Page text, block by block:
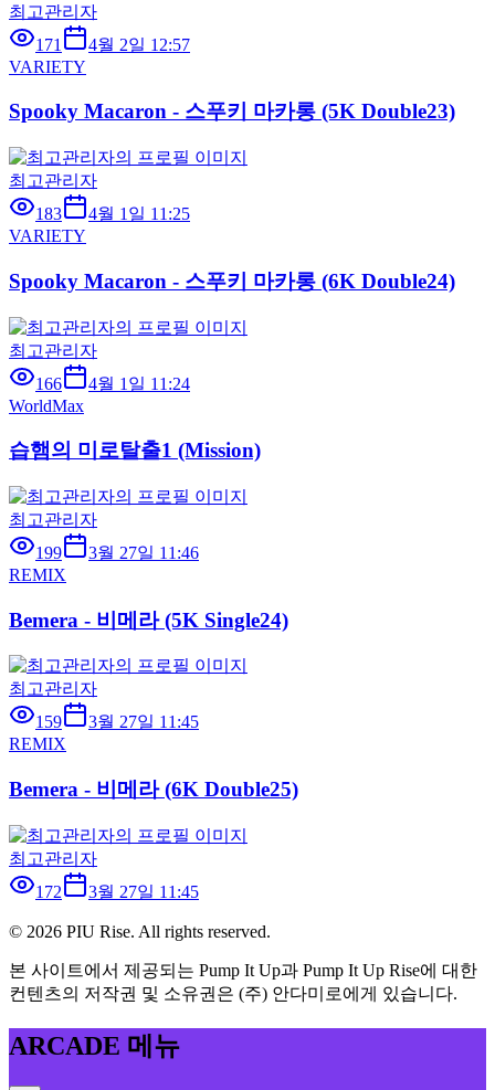
최고관리자
171
4월 2일 12:57
VARIETY
Spooky Macaron - 스푸키 마카롱 (5K Double23)
최고관리자
183
4월 1일 11:25
VARIETY
Spooky Macaron - 스푸키 마카롱 (6K Double24)
최고관리자
166
4월 1일 11:24
WorldMax
습햄의 미로탈출1 (Mission)
최고관리자
199
3월 27일 11:46
REMIX
Bemera - 비메라 (5K Single24)
최고관리자
159
3월 27일 11:45
REMIX
Bemera - 비메라 (6K Double25)
최고관리자
172
3월 27일 11:45
© 2026 PIU Rise. All rights reserved.
본 사이트에서 제공되는 Pump It Up과 Pump It Up Rise에 대한
컨텐츠의 저작권 및 소유권은 (주) 안다미로에게 있습니다.
ARCADE 메뉴